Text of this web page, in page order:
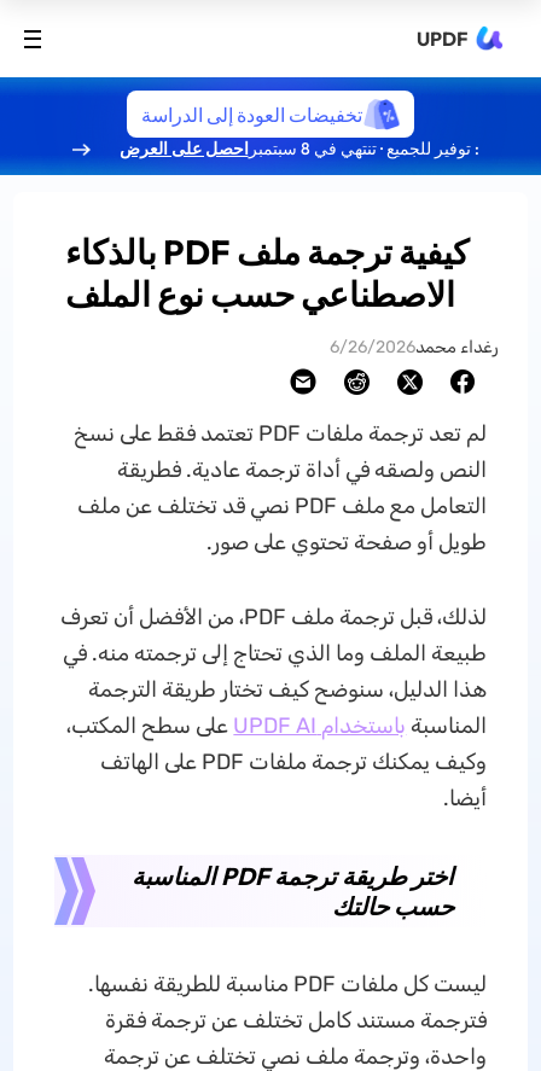
UPDF
تخفيضات العودة إلى الدراسة
: توفير للجميع · تنتهي في 8 سبتمبر احصل على العرض
كيفية ترجمة ملف PDF بالذكاء
الاصطناعي حسب نوع الملف
رغداء محمد6/26/2026
لم تعد ترجمة ملفات PDF تعتمد فقط على نسخ
النص ولصقه في أداة ترجمة عادية. فطريقة
التعامل مع ملف PDF نصي قد تختلف عن ملف
طويل أو صفحة تحتوي على صور.
لذلك، قبل ترجمة ملف PDF، من الأفضل أن تعرف
طبيعة الملف وما الذي تحتاج إلى ترجمته منه. في
هذا الدليل، سنوضح كيف تختار طريقة الترجمة
المناسبة باستخدام UPDF AI
على سطح المكتب،
وكيف يمكنك ترجمة ملفات PDF على الهاتف
أيضا.
اختر طريقة ترجمة PDF المناسبة
حسب حالتك
ليست كل ملفات PDF مناسبة للطريقة نفسها.
فترجمة مستند كامل تختلف عن ترجمة فقرة
واحدة، وترجمة ملف نصي تختلف عن ترجمة